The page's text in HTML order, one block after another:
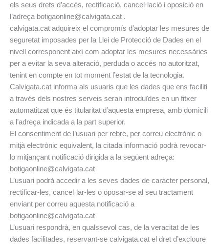
els seus drets d’accés, rectificació, cancel·lació i oposició en
l’adreça botigaonline@calvigata.cat .
calvigata.cat adquireix el compromís d’adoptar les mesures de
seguretat imposades per la Llei de Protecció de Dades en el
nivell corresponent així com adoptar les mesures necessàries
per a evitar la seva alteració, perduda o accés no autoritzat,
tenint en compte en tot moment l’estat de la tecnologia.
Calvigata.cat informa als usuaris que les dades que ens faciliti
a través dels nostres serveis seran introduïdes en un fitxer
automatitzat que és titularitat d’aquesta empresa, amb domicili
a l’adreça indicada a la part superior.
El consentiment de l’usuari per rebre, per correu electrònic o
mitjà electrònic equivalent, la citada informació podrà revocar-
lo mitjançant notificació dirigida a la següent adreça:
botigaonline@calvigata.cat
L’usuari podrà accedir a les seves dades de caràcter personal,
rectificar-les, cancel·lar-les o oposar-se al seu tractament
enviant per correu aquesta notificació a
botigaonline@calvigata.cat
L’usuari respondrà, en qualssevol cas, de la veracitat de les
dades facilitades, reservant-se calvigata.cat el dret d’excloure